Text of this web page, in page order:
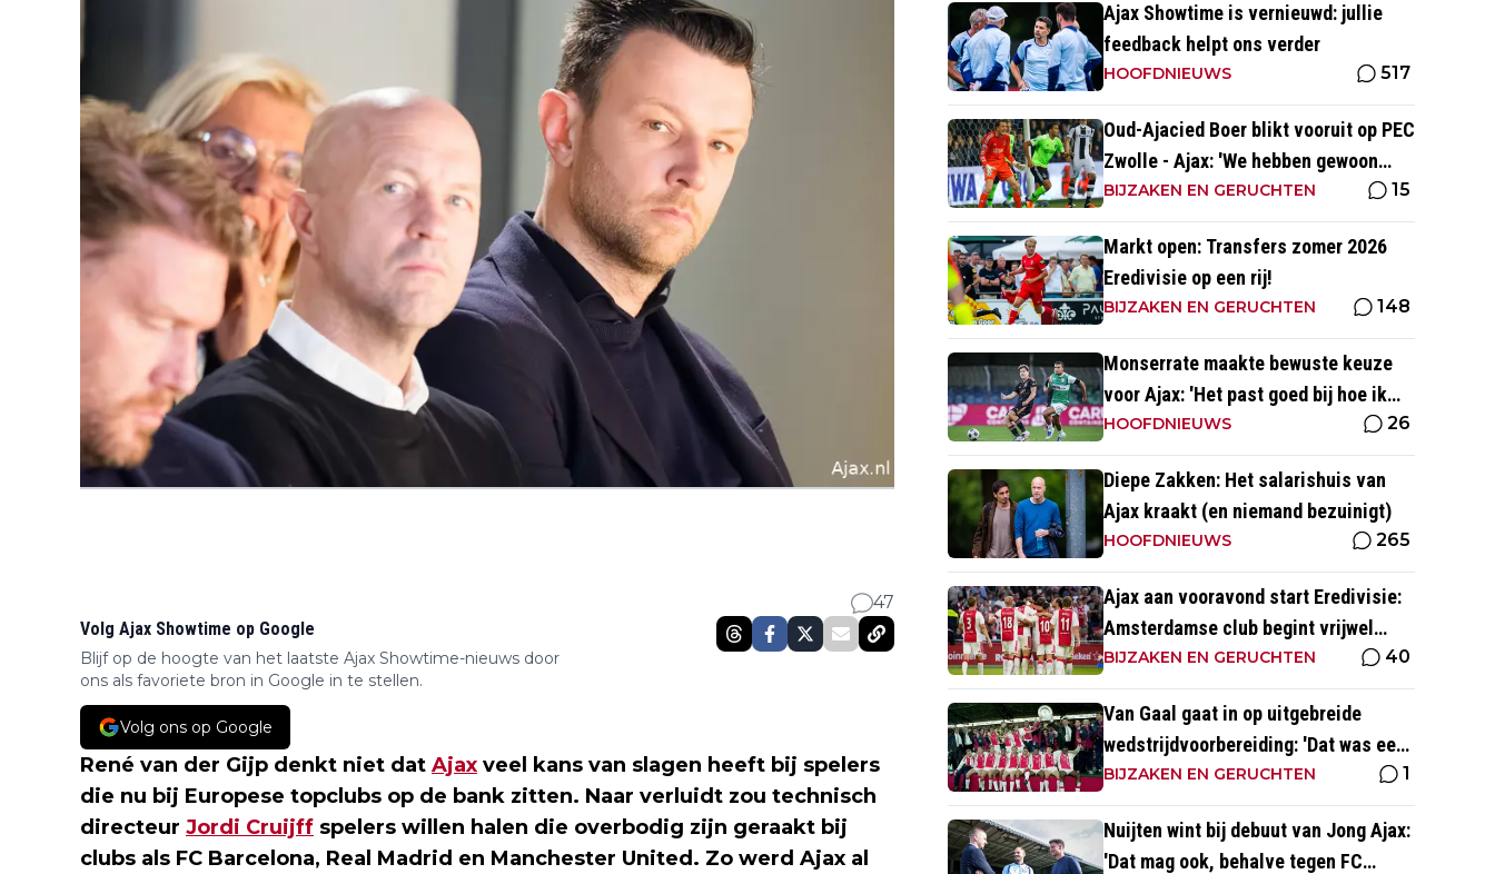
47
Volg Ajax Showtime op Google
Blijf op de hoogte van het laatste Ajax Showtime-nieuws door
ons als favoriete bron in Google in te stellen.
Volg ons op Google
René van der Gijp denkt niet dat Ajax veel kans van slagen heeft bij spelers
die nu bij Europese topclubs op de bank zitten. Naar verluidt zou technisch
directeur Jordi Cruijff spelers willen halen die overbodig zijn geraakt bij
clubs als FC Barcelona, Real Madrid en Manchester United. Zo werd Ajax al
Ajax Showtime is vernieuwd: jullie
feedback helpt ons verder
HOOFDNIEUWS 517
Oud-Ajacied Boer blikt vooruit op PEC
Zwolle - Ajax: 'We hebben gewoon
weer kans tegen Ajax'
BIJZAKEN EN GERUCHTEN 15
Markt open: Transfers zomer 2026
Eredivisie op een rij!
BIJZAKEN EN GERUCHTEN 148
Monserrate maakte bewuste keuze
voor Ajax: 'Het past goed bij hoe ik
naar voetbal kijk’
HOOFDNIEUWS 26
Diepe Zakken: Het salarishuis van
Ajax kraakt (en niemand bezuinigt)
HOOFDNIEUWS 265
Ajax aan vooravond start Eredivisie:
Amsterdamse club begint vrijwel
altijd met zege
BIJZAKEN EN GERUCHTEN 40
Van Gaal gaat in op uitgebreide
wedstrijdvoorbereiding: 'Dat was een
aparte discipline, een ritme'
BIJZAKEN EN GERUCHTEN 1
Nuijten wint bij debuut van Jong Ajax:
'Dat mag ook, behalve tegen FC